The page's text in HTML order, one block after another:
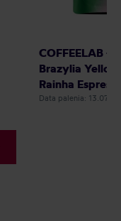
COFFEELAB -
Brazylia
Rainha
Data palenia: